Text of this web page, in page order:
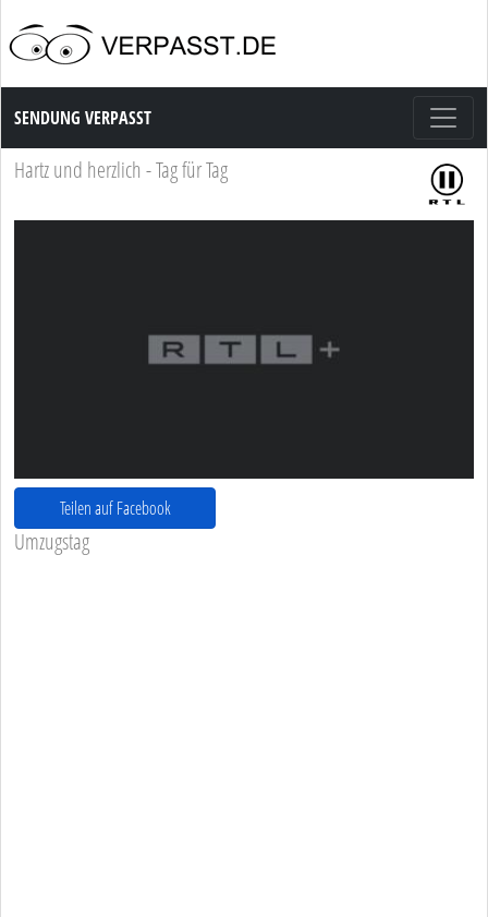
Sendung Verpasst
SENDUNG VERPASST
Hartz und herzlich - Tag für Tag
Teilen auf Facebook
Umzugstag